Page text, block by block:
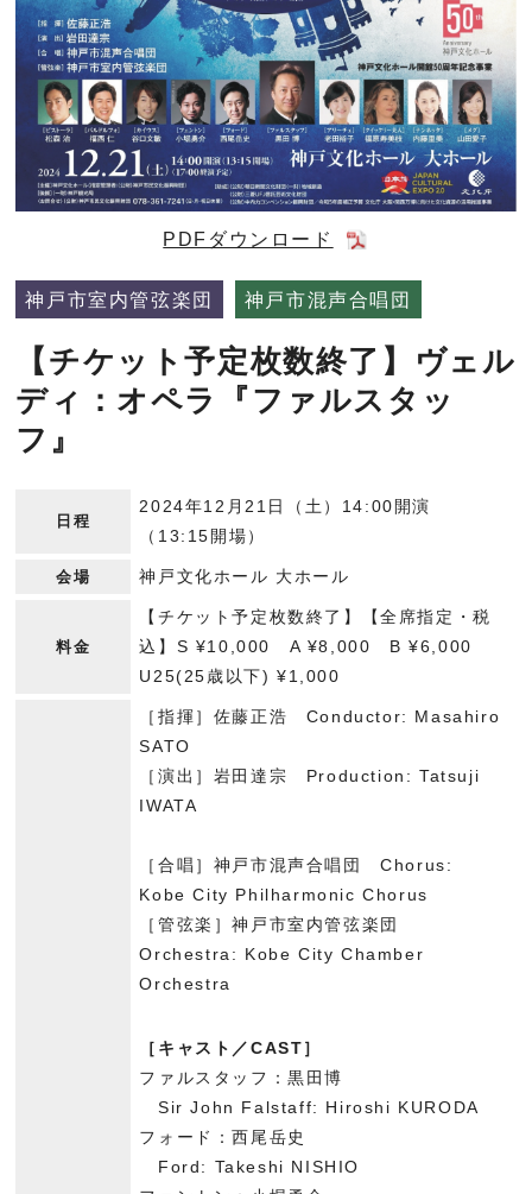
PDFダウンロード
神戸市室内管弦楽団 神戸市混声合唱団
【チケット予定枚数終了】ヴェル
ディ：オペラ『ファルスタッ
フ』
日程
2024年12月21日（土）14:00開演
（13:15開場）
会場 神戸文化ホール 大ホール
料金
【チケット予定枚数終了】【全席指定・税
込】S ¥10,000 A ¥8,000 B ¥6,000
U25(25歳以下) ¥1,000
［指揮］佐藤正浩 Conductor: Masahiro
SATO
［演出］岩田達宗 Production: Tatsuji
IWATA
［合唱］神戸市混声合唱団 Chorus:
Kobe City Philharmonic Chorus
［管弦楽］神戸市室内管弦楽団
Orchestra: Kobe City Chamber
Orchestra
［キャスト／CAST］
ファルスタッフ：黒田博
Sir John Falstaff: Hiroshi KURODA
フォード：西尾岳史
Ford: Takeshi NISHIO